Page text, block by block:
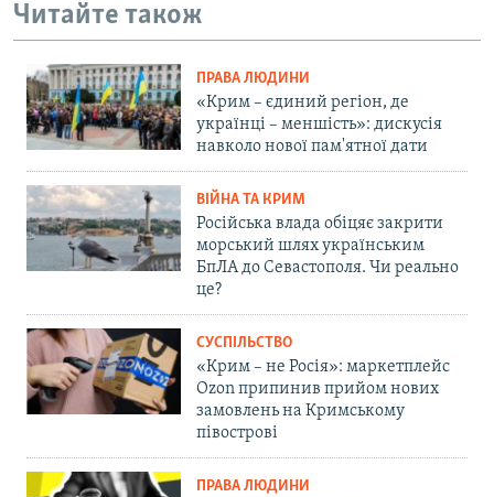
Читайте також
ПРАВА ЛЮДИНИ
«Крим – єдиний регіон, де
українці – меншість»: дискусія
навколо нової пам'ятної дати
ВІЙНА ТА КРИМ
Російська влада обіцяє закрити
морський шлях українським
БпЛА до Севастополя. Чи реально
це?
СУСПІЛЬСТВО
«Крим – не Росія»: маркетплейс
Ozon припинив прийом нових
замовлень на Кримському
півострові
ПРАВА ЛЮДИНИ